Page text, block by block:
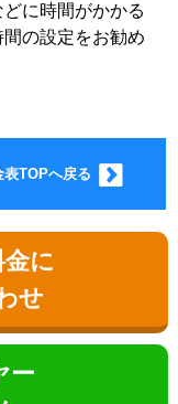
料
に時間がかかる
の設定をお勧め
表TOPへ戻る
に
せ
ー